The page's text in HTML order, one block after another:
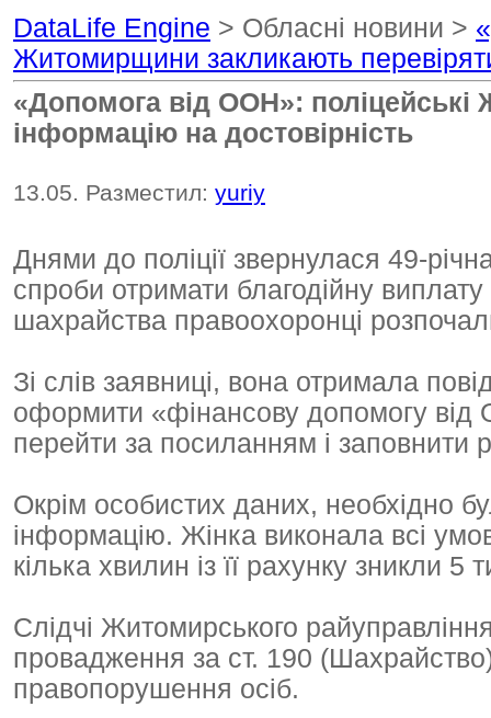
DataLife Engine > Обласні новини >
Житомирщини закликають
«Допомога від ООН»:
інформацію на достовірність
13.05. Разместил: yuriy
Днями до поліції звернулася 49-
спроби отримати благодійну
шахрайства правоохоронці
Зі слів заявниці, вона отримала
оформити «фінансову допомогу від
перейти за посиланням і заповнити
Окрім особистих даних, необхідно
інформацію. Жінка виконала всі
кілька хвилин із її рахунку зникли 5
Слідчі Житомирського
провадження за ст. 190
правопорушення осіб.